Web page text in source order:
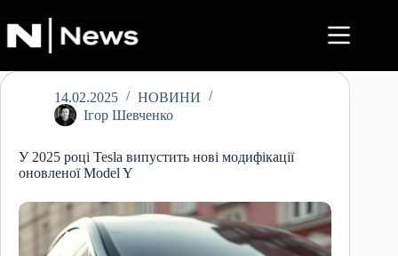
до
вмісту
14.02.2025
НОВИНИ
Ігор Шевченко
У 2025 році Tesla випустить нові модифікації
оновленої Model Y